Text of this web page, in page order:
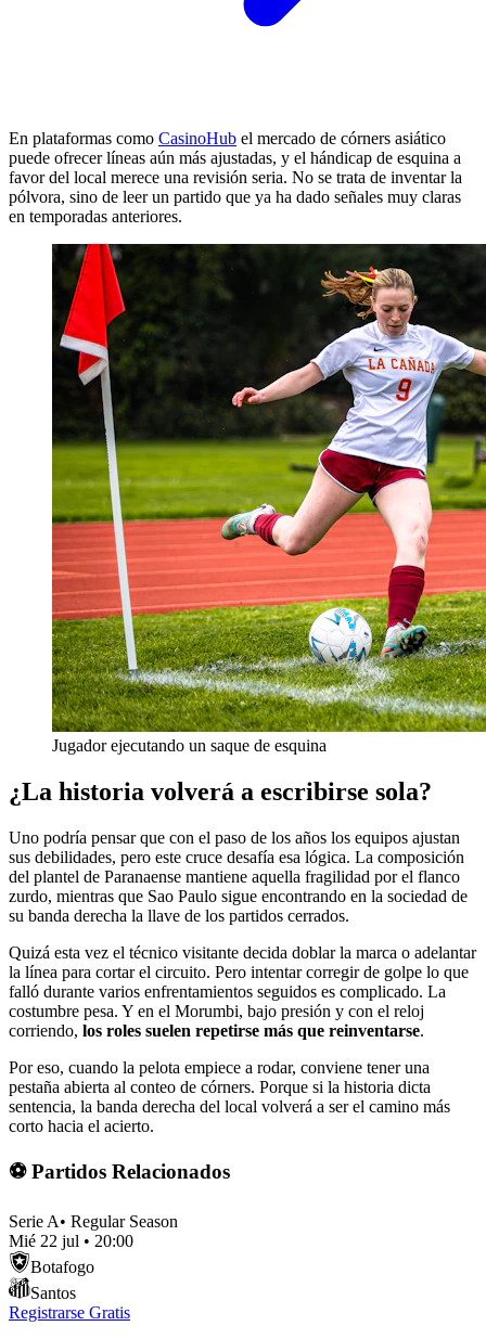
En plataformas como CasinoHub el mercado de córners asiático
puede ofrecer líneas aún más ajustadas, y el hándicap de esquina a
favor del local merece una revisión seria. No se trata de inventar la
pólvora, sino de leer un partido que ya ha dado señales muy claras
en temporadas anteriores.
Jugador ejecutando un saque de esquina
¿La historia volverá a escribirse sola?
Uno podría pensar que con el paso de los años los equipos ajustan
sus debilidades, pero este cruce desafía esa lógica. La composición
del plantel de Paranaense mantiene aquella fragilidad por el flanco
zurdo, mientras que Sao Paulo sigue encontrando en la sociedad de
su banda derecha la llave de los partidos cerrados.
Quizá esta vez el técnico visitante decida doblar la marca o adelantar
la línea para cortar el circuito. Pero intentar corregir de golpe lo que
falló durante varios enfrentamientos seguidos es complicado. La
costumbre pesa. Y en el Morumbi, bajo presión y con el reloj
corriendo, los roles suelen repetirse más que reinventarse.
Por eso, cuando la pelota empiece a rodar, conviene tener una
pestaña abierta al conteo de córners. Porque si la historia dicta
sentencia, la banda derecha del local volverá a ser el camino más
corto hacia el acierto.
⚽ Partidos Relacionados
Serie A• Regular Season
Mié 22 jul • 20:00
Botafogo
Santos
Registrarse Gratis